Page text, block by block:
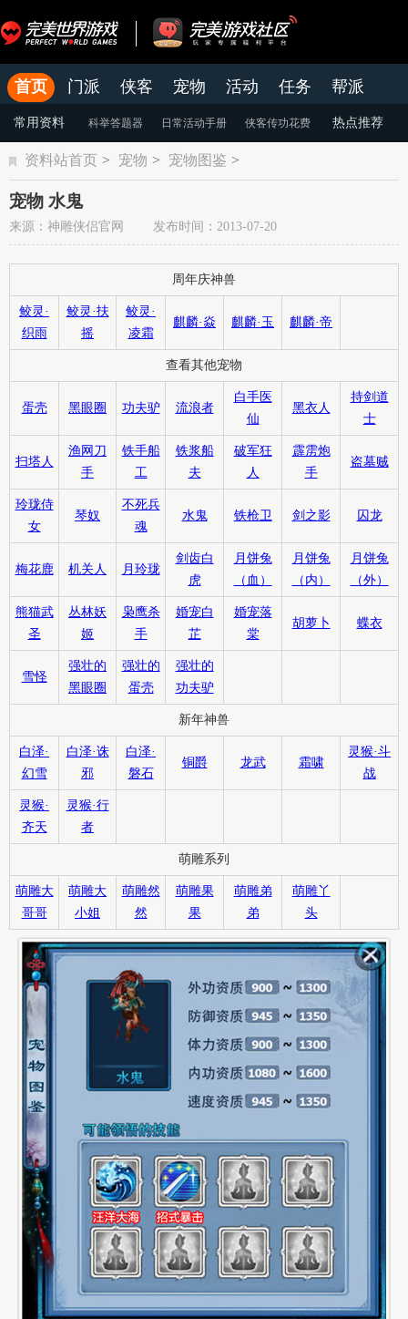
首页 门派 侠客 宠物 活动 任务
帮派
官网
论坛 老虎游戏APP
常用资料 科举答题器 日常活动手册 侠客传功花费 热点推荐
颜色蜕变 天命系统 染色系统
资料站首页 > 宠物 > 宠物图鉴 >
宠物 水鬼
来源：神雕侠侣官网 发布时间：2013-07-20
周年庆神兽
鲛灵·
织雨
鲛灵·扶
摇
鲛灵·
凌霜
麒麟·焱 麒麟·玉 麒麟·帝
查看其他宠物
蛋壳 黑眼圈 功夫驴 流浪者
白手医
仙
黑衣人
持剑道
士
扫塔人
渔网刀
手
铁手船
工
铁浆船
夫
破军狂
人
霹雳炮
手
盗墓贼
玲珑侍
女
琴奴
不死兵
魂
水鬼 铁枪卫 剑之影 囚龙
梅花鹿 机关人 月玲珑
剑齿白
虎
月饼兔
（血）
月饼兔
（内）
月饼兔
（外）
熊猫武
圣
丛林妖
姬
枭鹰杀
手
婚宠白
芷
婚宠落
棠
胡萝卜 蝶衣
雪怪
强壮的
黑眼圈
强壮的
蛋壳
强壮的
功夫驴
新年神兽
白泽·
幻雪
白泽·诛
邪
白泽·
磐石
铜爵 龙武 霜啸
灵猴·斗
战
灵猴·
齐天
灵猴·行
者
萌雕系列
萌雕大
哥哥
萌雕大
小姐
萌雕然
然
萌雕果
果
萌雕弟
弟
萌雕丫
头